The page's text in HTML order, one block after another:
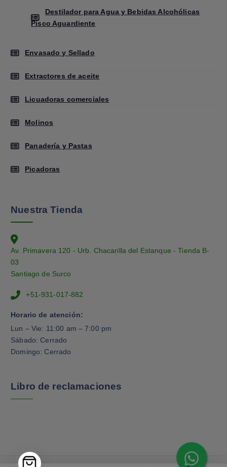
Destilador para Agua y Bebidas Alcohólicas
Pisco Aguardiente
Envasado y Sellado
Extractores de aceite
Licuadoras comerciales
Molinos
Panadería y Pastas
Picadoras
Nuestra Tienda
Av. Primavera 120 - Urb. Chacarilla del Estanque - Tienda B-
03
Santiago de Surco
+51-931-017-882
Horario de atención:
Lun – Vie: 11:00 am – 7:00 pm
Sábado: Cerrado
Domingo: Cerrado
Libro de reclamaciones